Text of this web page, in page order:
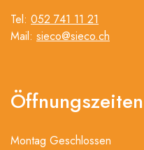
Tel: 052 741 11 21
Mail: sieco@sieco.ch
Öffnungszeiten
Montag Geschlossen